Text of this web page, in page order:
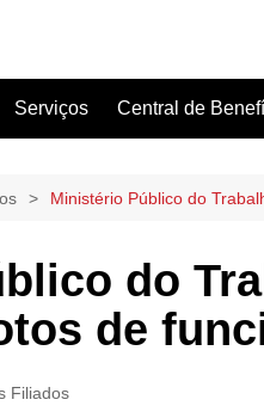
Serviços Central de
Ministério Público do
do
de
Filiados